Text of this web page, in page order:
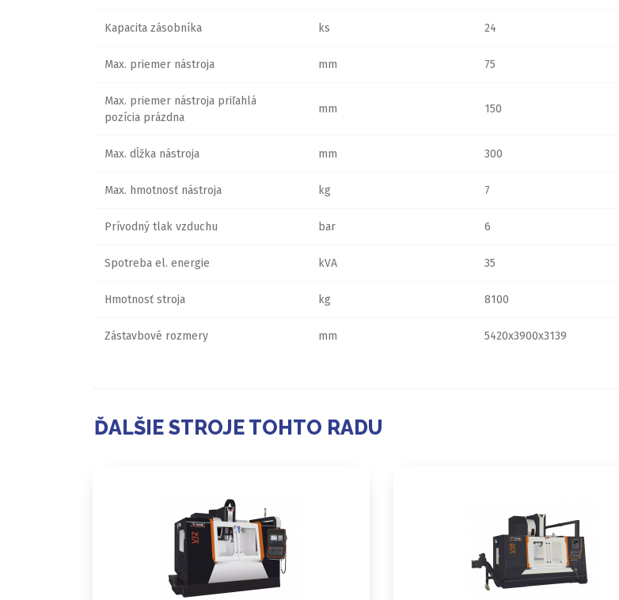
Kapacita zásobníka ks 24
Max. priemer nástroja mm 75
Max. priemer nástroja priľahlá
pozícia prázdna
mm 150
Max. dĺžka nástroja mm 300
Max. hmotnosť nástroja kg 7
Prívodný tlak vzduchu bar 6
Spotreba el. energie kVA 35
Hmotnosť stroja kg 8100
Zástavbové rozmery mm 5420x3900x3139
ĎALŠIE STROJE TOHTO RADU